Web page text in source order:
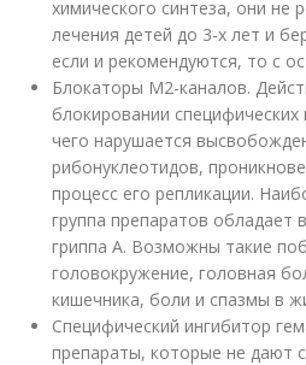
химического синтеза, они не
лечения детей до 3-х лет и
если и рекомендуются, то с
Блокаторы М2-каналов.
блокировании
чего нарушается
рибонуклеотидов,
процесс его репликации.
группа препаратов обладает
гриппа А. Возможны такие
головокружение, головная
кишечника, боли и спазмы в
Специфический ингибитор
препараты, которые не дают